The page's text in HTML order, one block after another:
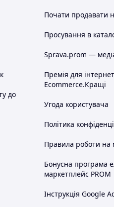
до
Почати продавати
Просування в
Sprava.prom —
Премія для
Ecommerce.Кращі
Угода користувача
Політика
Правила роботи на
Бонусна програма
маркетплейс PROM
Інструкція Google